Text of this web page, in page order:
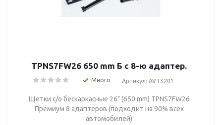
TPNS7FW26 650 mm Б с 8-ю адаптер.
Много Артикул: AVT3201
Щетки с/о бескаркасные 26" (650 mm) TPNS7FW26
Премиум 8 адаптеров (подходит на 90% всех
автомобилей)